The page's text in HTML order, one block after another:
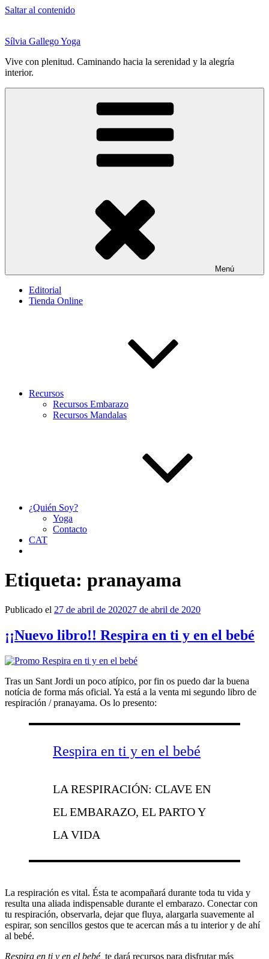
Saltar al contenido
Sílvia Gallego Yoga
Vive con plenitud. Caminando hacia la serenidad y la alegría
interior.
Menú
Editorial
Tienda Online
Recursos
Recursos Embarazo
Recursos Mandalas
¿Quién Soy?
Yoga
Contacto
CAT
Etiqueta: pranayama
Publicado el 27 de abril de 202027 de abril de 2020
¡¡Nuevo libro!! Respira en ti y en el bebé
Tras un Sant Jordi un poco atípico, por fin os puedo dar la buena
notícia de forma más oficial. Ya está a la venta mi segundo libro de
respiración / pranayama. Os lo presento:
Respira en ti y en el bebé
LA RESPIRACIÓN: CLAVE EN
EL EMBARAZO, EL PARTO Y
LA VIDA
La respiración es vital. Ésta te acompañará durante toda tu vida y
resulta una aliada indispensable durante el embarazo. Conectar con
tu respiración, observarla, dejar que fluya, alargarla suavemente al
espirar, son sencillos gestos que te acercan más a tu interior y de ahí
al bebé.
Respira en ti y en el bebé, te dará recursos para disfrutar más